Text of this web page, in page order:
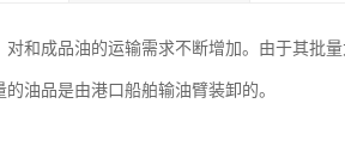
和成品油的运输需求不断增加。由于其批
油品是由港口船舶输油臂装卸的。